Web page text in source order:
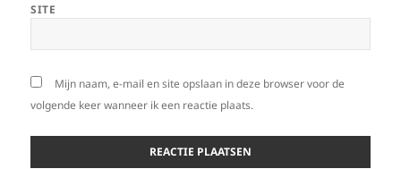
SITE
Mijn naam, e-mail en site opslaan in deze browser voor de
volgende keer wanneer ik een reactie plaats.